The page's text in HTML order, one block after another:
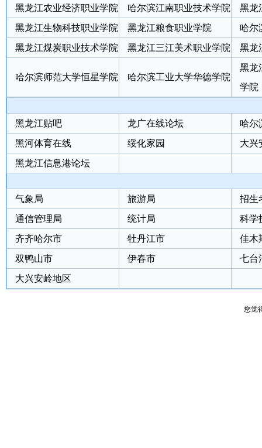
黑龙江农业经济职业学院 哈尔滨江南职业技术学院
黑龙
黑龙江生物科技职业学院
黑龙江粮食职业学院
哈尔
黑龙江煤炭职业技术学院
黑龙江三江美术职业学院 黑龙
哈尔滨师范大学恒星学院 哈尔滨工业大学华德学院
黑龙
学院
黑龙江贴吧 龙广在线论坛
哈尔
黑河体育在线
绥化家园
大兴
黑龙江信息港论坛
气象局 旅游局
招生
通信管理局
统计局
科学
齐齐哈尔市
牡丹江市
佳木
双鸭山市
伊春市
七台
大兴安岭地区
您觉